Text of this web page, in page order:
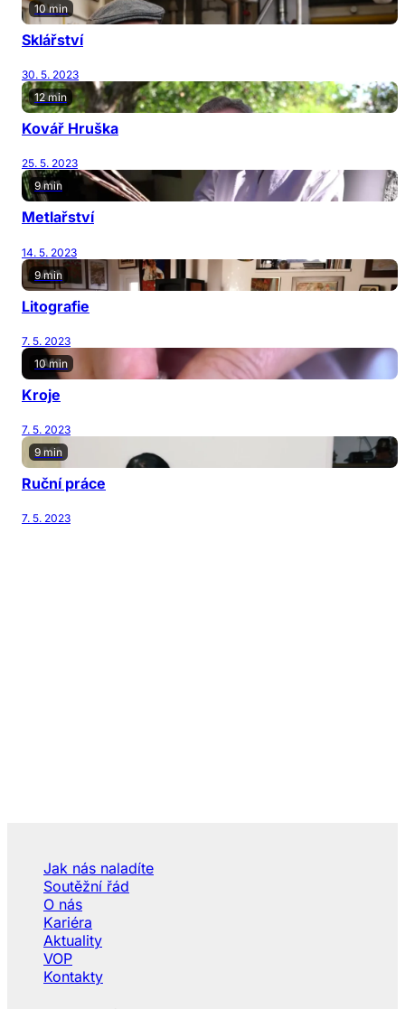
10 min
Sklářství
30. 5. 2023
12 min
Kovář Hruška
25. 5. 2023
9 min
Metlařství
14. 5. 2023
9 min
Litografie
7. 5. 2023
10 min
Kroje
7. 5. 2023
9 min
Ruční práce
7. 5. 2023
Jak nás naladíte
Soutěžní řád
O nás
Kariéra
Aktuality
VOP
Kontakty